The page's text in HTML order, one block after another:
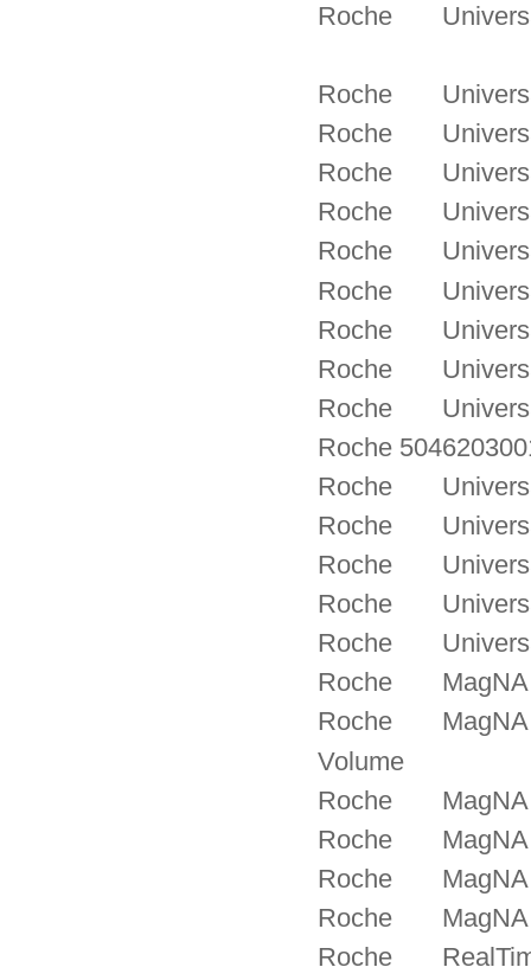
Roche Universal
Roche Universal
Roche Universal
Roche Universal
Roche Universal
Roche
Roche Universal
Roche Universal
Roche Universal
Roche Universal
Roche
Roche Universal
Roche
Roche
Roche
Roche
Roche MagNA
Roche MagNA
Volume
Roche MagNA
Roche MagNA
Roche MagNA
Roche MagNA
Roche